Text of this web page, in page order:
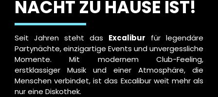
NACHT ZU HAUSE IST!
Seit Jahren steht das Excalibur für legendäre
Partynächte, einzigartige Events und unvergessliche
Momente. Mit modernem Club-Feeling,
erstklassiger Musik und einer Atmosphäre, die
Menschen verbindet, ist das Excalibur weit mehr als
nur eine Diskothek.